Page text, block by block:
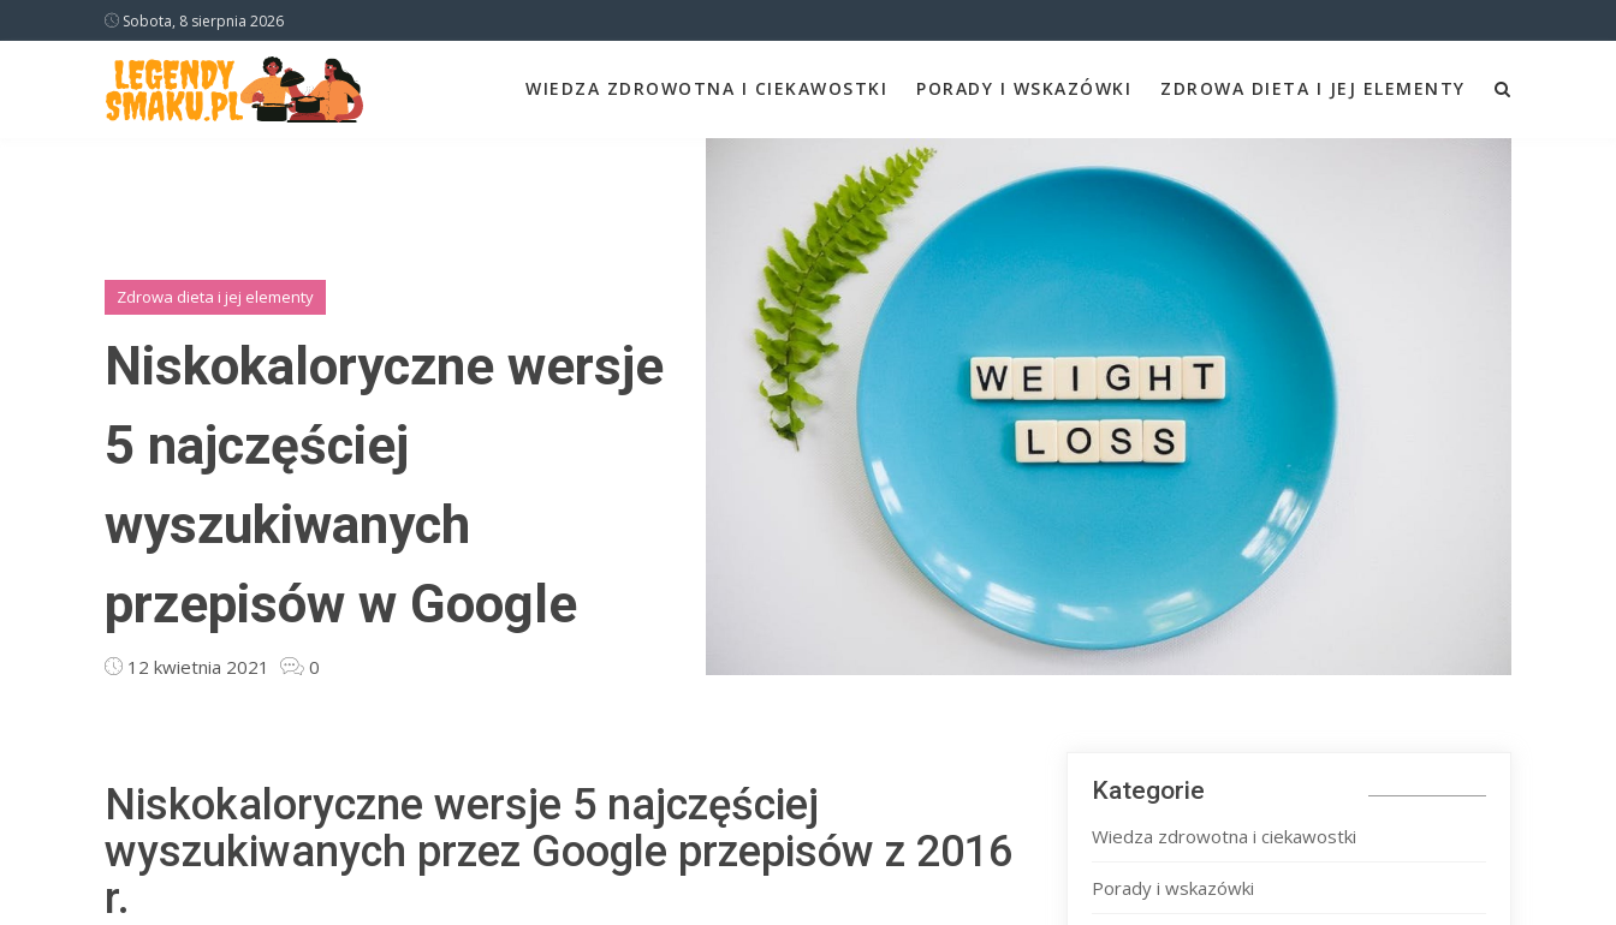
Sobota, 8 sierpnia 2026
WIEDZA ZDROWOTNA I CIEKAWOSTKI PORADY I WSKAZÓWKI ZDROWA DIETA I JEJ ELEMENTY
Zdrowa dieta i jej elementy
Niskokaloryczne wersje
5 najczęściej
wyszukiwanych
przepisów w Google
12 kwietnia 2021 0
Niskokaloryczne wersje 5 najczęściej
wyszukiwanych przez Google przepisów z 2016
r.
Kategorie
Wiedza zdrowotna i ciekawostki
Porady i wskazówki